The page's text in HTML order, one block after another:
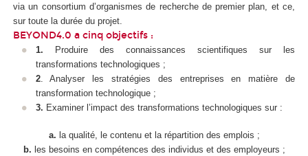
via un consortium d’organismes de recherche de premier plan, et ce,
sur toute la durée du projet.
BEYOND4.0 a cinq objectifs :
1. Produire des connaissances scientifiques sur les
transformations technologiques ;
2. Analyser les stratégies des entreprises en matière de
transformation technologique ;
3. Examiner l’impact des transformations technologiques sur :
a. la qualité, le contenu et la répartition des emplois ;
b. les besoins en compétences des individus et des employeurs ;